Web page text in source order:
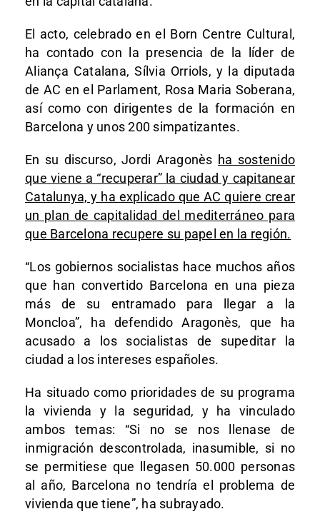
El acto, celebrado en el Born Centre Cultural,
ha contado con la presencia de la líder de
Aliança Catalana, Sílvia Orriols, y la diputada
de AC en el Parlament, Rosa Maria Soberana,
así como con dirigentes de la formación en
Barcelona y unos 200 simpatizantes.
En su discurso, Jordi Aragonès ha sostenido
que viene a “recuperar” la ciudad y capitanear
Catalunya, y ha explicado que AC quiere crear
un plan de capitalidad del mediterráneo para
que Barcelona recupere su papel en la región.
“Los gobiernos socialistas hace muchos años
que han convertido Barcelona en una pieza
más de su entramado para llegar a la
Moncloa”, ha defendido Aragonès, que ha
acusado a los socialistas de supeditar la
ciudad a los intereses españoles.
Ha situado como prioridades de su programa
la vivienda y la seguridad, y ha vinculado
ambos temas: “Si no se nos llenase de
inmigración descontrolada, inasumible, si no
se permitiese que llegasen 50.000 personas
al año, Barcelona no tendría el problema de
vivienda que tiene”, ha subrayado.